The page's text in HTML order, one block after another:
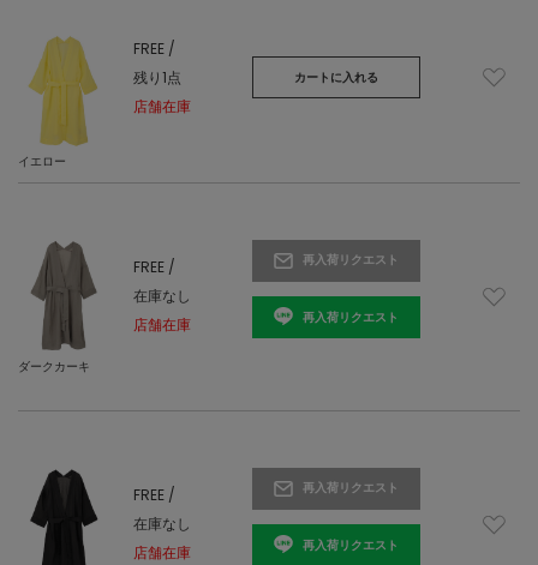
イエロー
FREE /
残り1点
店舗在庫
カートに入れる
ダークカーキ
FREE /
在庫なし
店舗在庫
再入荷リクエスト
再入荷リクエスト
FREE /
在庫なし
店舗在庫
再入荷リクエスト
再入荷リクエスト